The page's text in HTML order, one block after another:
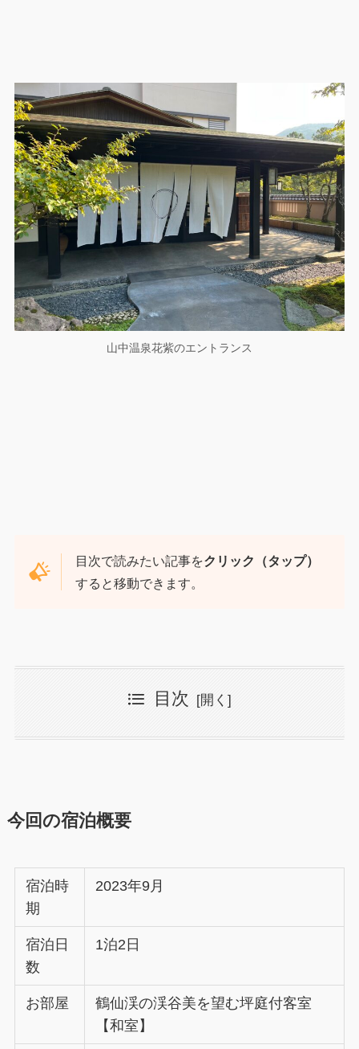
山中温泉花紫のエントランス
目次で読みたい記事をクリック（タップ）
すると移動できます。
目次
今回の宿泊概要
宿泊時
期
2023年9月
宿泊日
数
1泊2日
お部屋
鶴仙渓の渓谷美を望む坪庭付客室
【和室】